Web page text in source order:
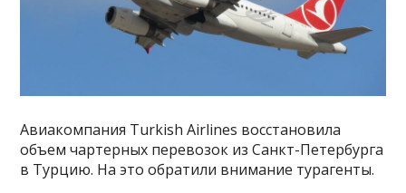
Авиакомпания Turkish Airlines восстановила
объем чартерных перевозок из Санкт-Петербурга
в Турцию. На это обратили внимание турагенты.